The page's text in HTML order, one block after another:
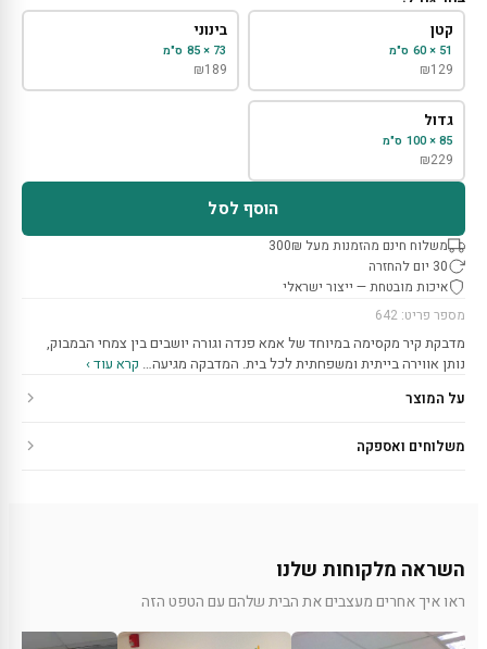
קטן
51 × 60 ס"מ
₪129
בינוני
73 × 85 ס"מ
₪189
גדול
85 × 100 ס"מ
₪229
הוסף לסל
משלוח חינם מהזמנות מעל 300₪
30 יום להחזרה
איכות מובטחת — ייצור ישראלי
מספר פריט: 642
מדבקת קיר מקסימה במיוחד של אמא פנדה וגורה יושבים בין צמחי הבמבוק,
נותן אווירה בייתית ומשפחתית לכל בית. המדבקה מגיעה… קרא עוד ›
על המוצר
משלוחים ואספקה
השראה מלקוחות שלנו
ראו איך אחרים מעצבים את הבית שלהם עם הטפט הזה